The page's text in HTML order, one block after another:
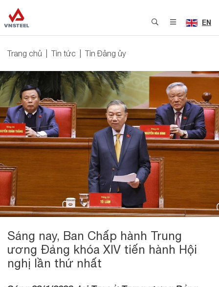
EN
Trang chủ Tin tức Tin Đảng ủy
Sáng nay, Ban Chấp hành Trung
ương Đảng khóa XIV tiến hành Hội
nghị lần thứ nhất